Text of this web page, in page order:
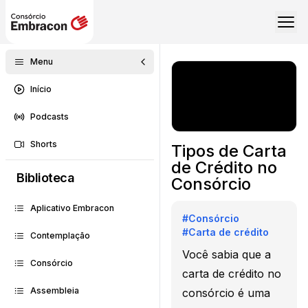
Menu
Início
Podcasts
Shorts
Biblioteca
Aplicativo Embracon
Contemplação
Consórcio
Assembleia
Tipos de Carta
de Crédito no
Consórcio
#Consórcio
#Carta de crédito
Você sabia que a
carta de crédito no
consórcio é uma